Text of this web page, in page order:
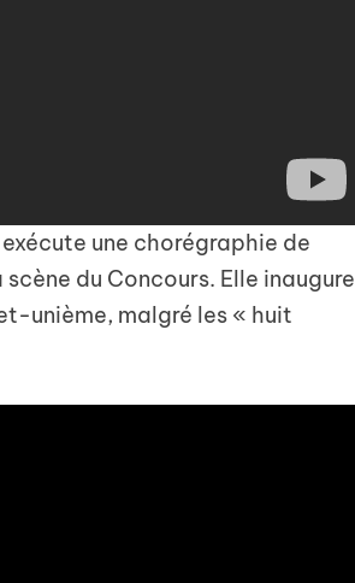
une chorégraphie de
du Concours. Elle inaugure
unième, malgré les « huit